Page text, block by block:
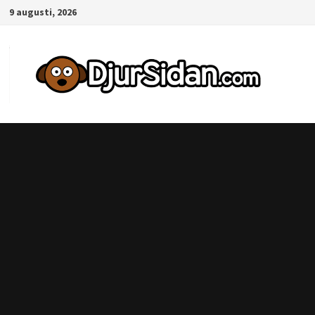
Hoppa
innehåll
9 augusti, 2026